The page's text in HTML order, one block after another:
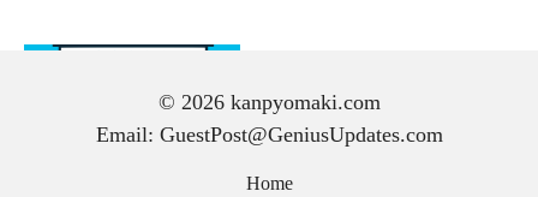
© 2026 kanpyomaki.com
Email: GuestPost@GeniusUpdates.com
Home